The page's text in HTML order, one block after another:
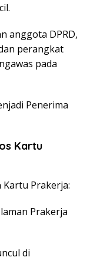
anggota DPRD,
perangkat
pada
Penerima
Kartu
Prakerja:
Prakerja
di